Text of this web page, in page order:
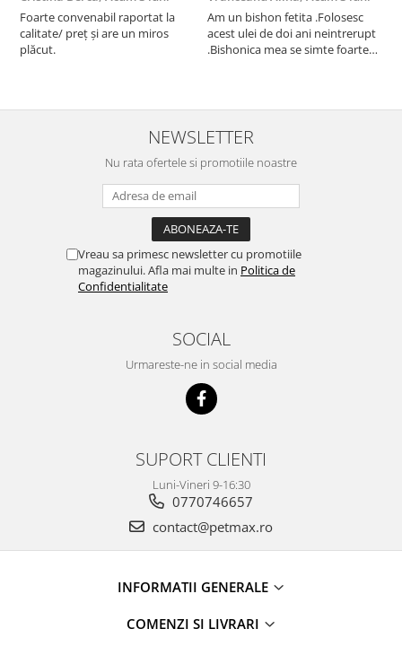
Foarte convenabil raportat la
calitate/ preț și are un miros
plăcut.
Am un bishon fetita .Folosesc
acest ulei de doi ani neintrerupt
.Bishonica mea se simte foarte
recomand cu mult drag !
NEWSLETTER
Nu rata ofertele si promotiile noastre
Vreau sa primesc newsletter cu promotiile
magazinului. Afla mai multe in Politica de
Confidentialitate
SOCIAL
Urmareste-ne in social media
SUPORT CLIENTI
Luni-Vineri 9-16:30
0770746657
contact@petmax.ro
INFORMATII GENERALE
COMENZI SI LIVRARI